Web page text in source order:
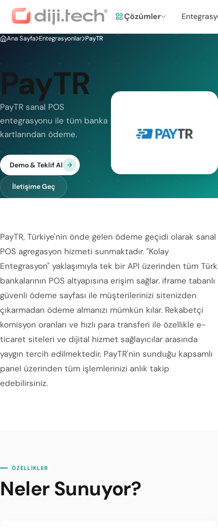
Çözümler
Ana Sayfa Entegrasyonlar PayTR
PayTR
PayTR sanal POS
entegrasyonu ile tüm banka
kartlarından ödeme.
Demo & Teklif Al
İletişime Geç
PayTR, Türkiye'nin önde gelen ödeme geçidi olarak sanal
POS agregasyon hizmeti sunmaktadır. "Kolay
Entegrasyon" yaklaşımıyla tek bir API üzerinden tüm Türk
bankalarının POS altyapısına erişim sağlar. iframe tabanlı
güvenli ödeme sayfası ile müşterilerinizi sitenizden
çıkarmadan ödeme almanızı mümkün kılar. Rekabetçi
komisyon oranları ve hızlı para transferi ile özellikle e-
ticaret siteleri ve dijital hizmet sağlayıcılar arasında
yaygın tercih edilmektedir. PayTR'nin sunduğu kapsamlı
panel üzerinden tüm işlemlerinizi anlık takip
edebilirsiniz.
ÖZELLİKLER
Neler Sunuyor?